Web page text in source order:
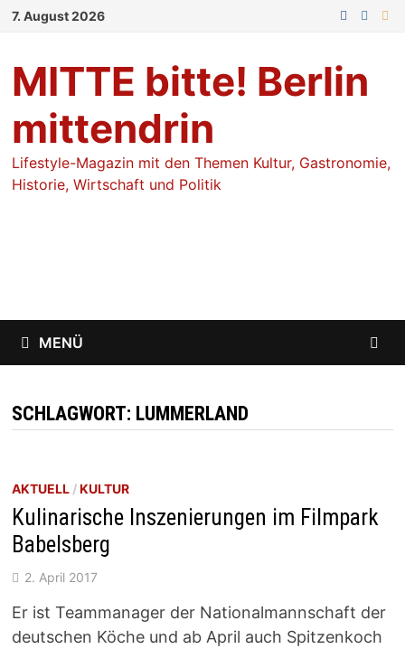
Zum
7. August 2026
MITTE bitte! Berlin
mittendrin
Lifestyle-Magazin mit den Themen Kultur, Gastronomie,
Historie, Wirtschaft und Politik
MENÜ
SCHLAGWORT: LUMMERLAND
AKTUELL/KULTUR
Kulinarische Inszenierungen im Filmpark
Babelsberg
2. April 2017
Er ist Teammanager der Nationalmannschaft der
deutschen Köche und ab April auch Spitzenkoch